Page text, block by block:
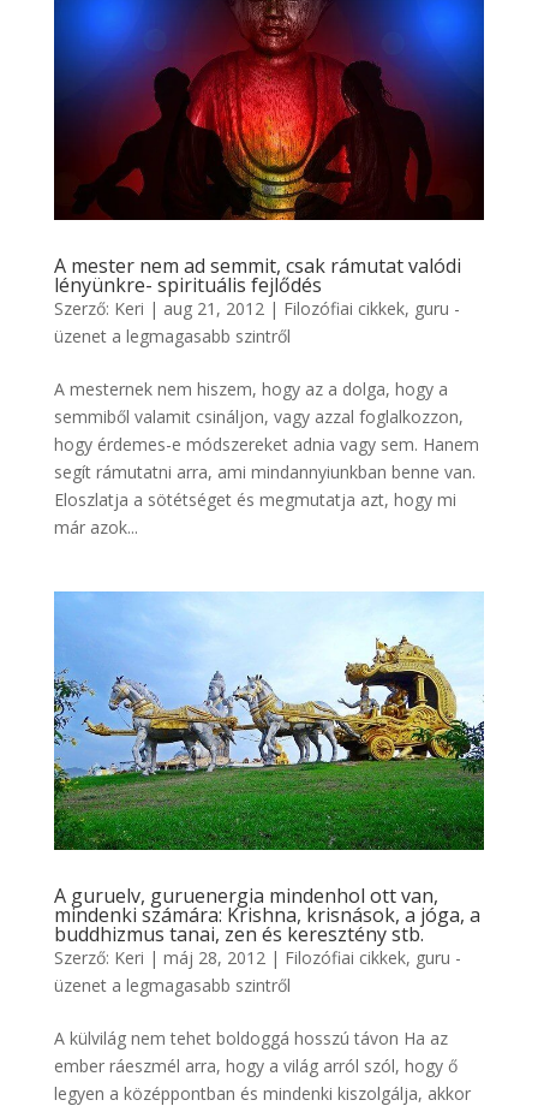
A mester nem ad semmit, csak rámutat valódi
lényünkre- spirituális fejlődés
Szerző: Keri | aug 21, 2012 | Filozófiai cikkek, guru -
üzenet a legmagasabb szintről
A mesternek nem hiszem, hogy az a dolga, hogy a
semmiből valamit csináljon, vagy azzal foglalkozzon,
hogy érdemes-e módszereket adnia vagy sem. Hanem
segít rámutatni arra, ami mindannyiunkban benne van.
Eloszlatja a sötétséget és megmutatja azt, hogy mi
már azok...
A guruelv, guruenergia mindenhol ott van,
mindenki számára: Krishna, krisnások, a jóga, a
buddhizmus tanai, zen és keresztény stb.
Szerző: Keri | máj 28, 2012| Filozófiai cikkek, guru -
üzenet a legmagasabb szintről
A külvilág nem tehet boldoggá hosszú távon Ha az
ember ráeszmél arra, hogy a világ arról szól, hogy ő
legyen a középpontban és mindenki kiszolgálja, akkor